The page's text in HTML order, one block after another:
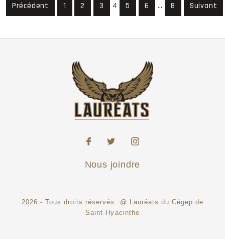
Précédent 1 2 3 4 5 6 … 8 Suivant
Nous joindre
2026 - Tous droits réservés. @ Lauréats du Cégep de
Saint-Hyacinthe